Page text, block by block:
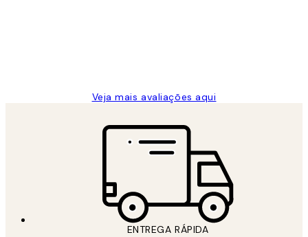
Veja mais avaliações aqui
ENTREGA RÁPIDA